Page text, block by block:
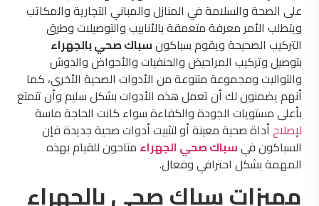
على الصحة والسلامة في المنازل والمباني التجارية والمكاتب
ويتطلب الأمر معرفة متعمقة بالأنابيب والتوصيلات وطرق
التركيب الصحيحة ويقوم سباكونسباك صحي بالجهراء
بتوصيل وتركيب المراحيض والحنفيات والأحواض والدوش
والتواليت ومجموعة متنوعة من الأدوات الصحية الأخرى، كما
أنهم يضمنون لك أن تعمل هذه الأدوات بشكل سليم وأن تتمتع
بأعلى مستويات الجودة والكفاءة سواء كانت الحاجة ماسة
لإصلاحأداة صحية معينة أو لتثبيت أدوات صحية جديدة فإن
السباكون فيسباك صحي الجهراء متاحون للقيام بهذه
المهمة بشكل احترافي وفعال.
مميزاتسباك صحي بالجهراء